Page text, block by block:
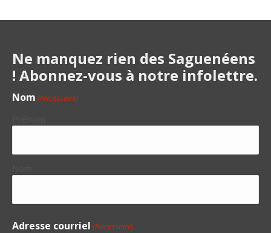
Ne manquez rien des Saguenéens
! Abonnez-vous à notre infolettre.
Nom (Nécessaire)
Adresse courriel (Nécessaire)